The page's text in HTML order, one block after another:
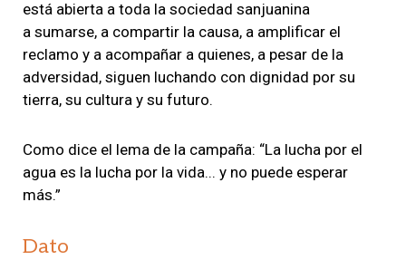
está abierta a toda la sociedad sanjuanina
a sumarse, a compartir la causa, a amplificar el
reclamo y a acompañar a quienes, a pesar de la
adversidad, siguen luchando con dignidad por su
tierra, su cultura y su futuro.
Como dice el lema de la campaña: “La lucha por el
agua es la lucha por la vida... y no puede esperar
más.”
Dato